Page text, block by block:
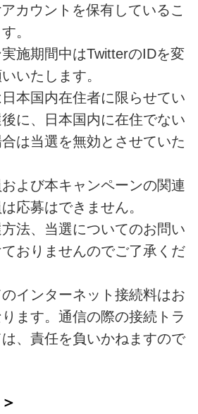
カウントを保有しているこ
。
実施期間中はTwitterのIDを変
いたします。
日本国内在住者に限らせてい
に、日本国内に在住でない
は当選を無効とさせていた
および本キャンペーンの関連
応募はできません。
方法、当選についてのお問い
おりませんのでご了承くだ
のインターネット接続料はお
ます。通信の際の接続トラ
、責任を負いかねますので